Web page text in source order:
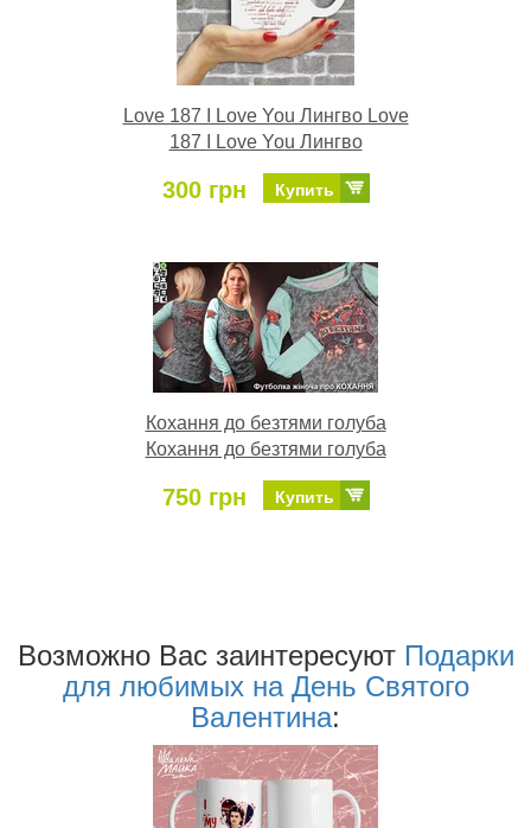
Love 187 I Love You Лингво Love
187 I Love You Лингво
300 грн Купить
Кохання до безтями голуба
Кохання до безтями голуба
750 грн Купить
Возможно Ваc заинтересуют Подарки
для любимых на День Святого
Валентина: